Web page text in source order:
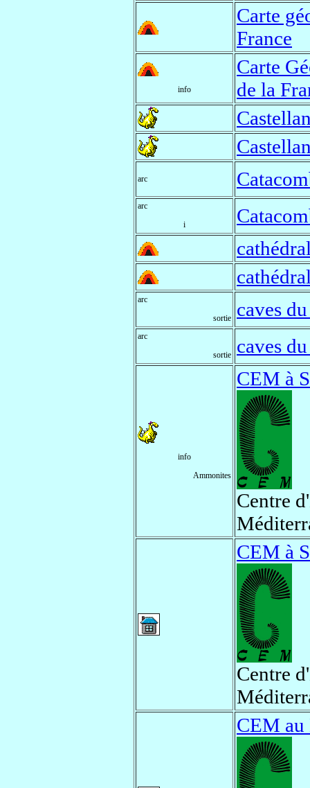
Carte
France
info
Carte
de la
arc
arc
i
arc
sortie
caves
arc
sortie
caves
info
Ammonites
CEM à
Centre
CEM à
Centre
CEM